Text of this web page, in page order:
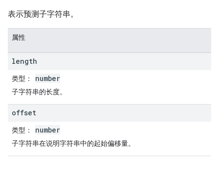
表示预测子字符串。
属性
length
类型 ： number
子字符串的长度。
offset
类型 ： number
子字符串在说明字符串中的起始偏移量。